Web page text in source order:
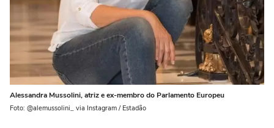
Alessandra Mussolini, atriz e ex-membro do Parlamento Europeu
Foto: @alemussolini_ via Instagram / Estadão